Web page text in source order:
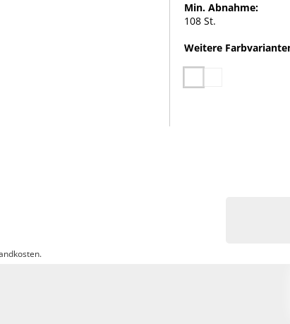
Min. Abnahme:
108 St.
Weitere